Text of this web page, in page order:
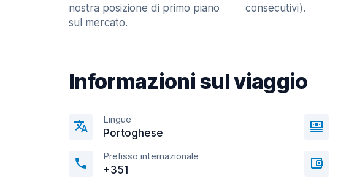
nostra posizione di primo piano
sul mercato.
consecutivi).
Informazioni sul viaggio
Lingue
Portoghese
Prefisso internazionale
+351